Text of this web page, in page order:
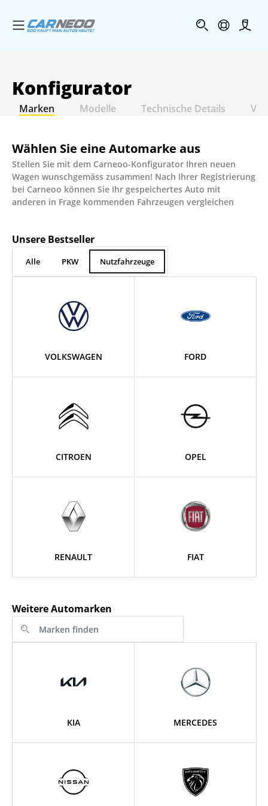
Menü öffnen
Konfigurator
Marken Modelle Technische Details
Wählen Sie eine Automarke aus
Stellen Sie mit dem Carneoo-Konfigurator Ihren neuen
Wagen wunschgemäss zusammen! Nach Ihrer Registrierung
bei Carneoo können Sie Ihr gespeichertes Auto mit
anderen in Frage kommenden Fahrzeugen vergleichen
Unsere Bestseller
Alle PKW Nutzfahrzeuge
VOLKSWAGEN FORD
CITROEN OPEL
RENAULT FIAT
Weitere Automarken
KIA MERCEDES